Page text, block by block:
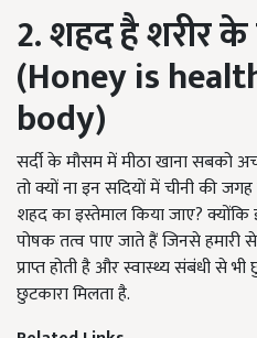
2. शहद है शरीर
(Honey is
body)
सर्दी के मौसम में मीठा खाना सबको
तो क्यों ना इन सदियों में चीनी की
शहद का इस्तेमाल किया जाए?
पोषक तत्व पाए जाते हैं जिनसे हमारी
प्राप्त होती है और स्वास्थ्य संबंधी से
छुटकारा मिलता है.